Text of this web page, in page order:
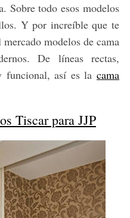
Sobre todo esos modelos
Y por increíble que te
modelos de cama
De líneas rectas,
funcional, así es lacama
Tiscar para JJP